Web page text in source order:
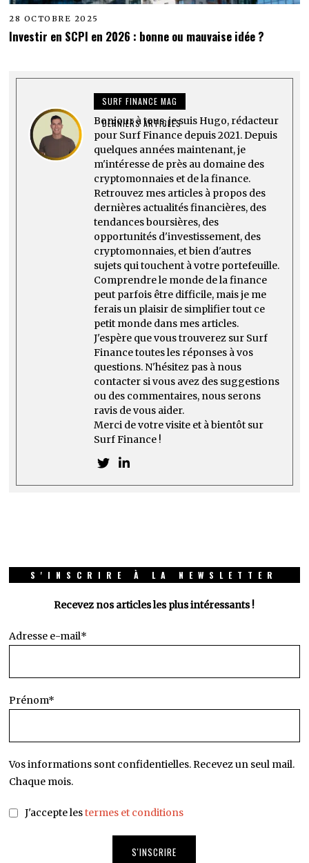
28 OCTOBRE 2025
Investir en SCPI en 2026 : bonne ou mauvaise idée ?
SURF FINANCE MAG
DERNIERS ARTICLES
Bonjour à tous, je suis Hugo, rédacteur
pour Surf Finance depuis 2021. Depuis
quelques années maintenant, je
m'intéresse de près au domaine des
cryptomonnaies et de la finance.
Retrouvez mes articles à propos des
dernières actualités financières, des
tendances boursières, des
opportunités d'investissement, des
cryptomonnaies, et bien d'autres
sujets qui touchent à votre portefeuille.
Comprendre le monde de la finance
peut parfois être difficile, mais je me
ferais un plaisir de simplifier tout ce
petit monde dans mes articles.
J'espère que vous trouverez sur Surf
Finance toutes les réponses à vos
questions. N'hésitez pas à nous
contacter si vous avez des suggestions
ou des commentaires, nous serons
ravis de vous aider.
Merci de votre visite et à bientôt sur
Surf Finance !
S'INSCRIRE À LA NEWSLETTER
Recevez nos articles les plus intéressants !
Adresse e-mail*
Prénom*
Vos informations sont confidentielles. Recevez un seul mail.
Chaque mois.
J'accepte lestermes et conditions